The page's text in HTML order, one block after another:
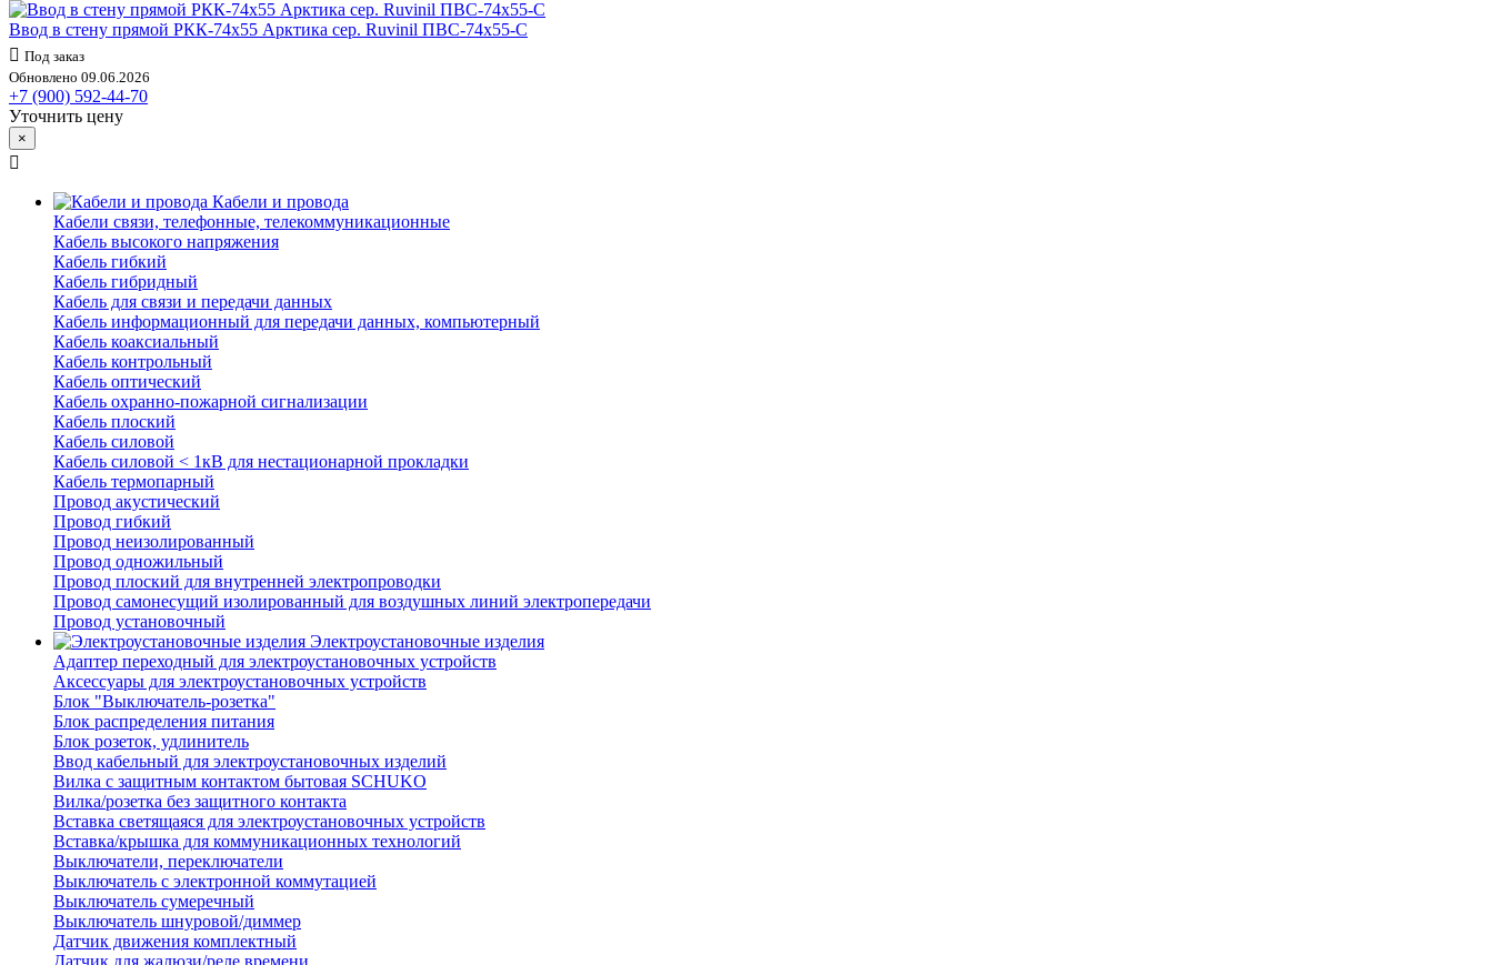
Ввод в стену прямой РКК-74х55 Арктика сер. Ruvinil ПВС-74х55-С
Под заказ
Обновлено 09.06.2026
+7 (900) 592-44-70
Уточнить цену
×
Кабели и провода
Кабели связи, телефонные, телекоммуникационные
Кабель высокого напряжения
Кабель гибкий
Кабель гибридный
Кабель для связи и передачи данных
Кабель информационный для передачи данных, компьютерный
Кабель коаксиальный
Кабель контрольный
Кабель оптический
Кабель охранно-пожарной сигнализации
Кабель плоский
Кабель силовой
Кабель силовой < 1кВ для нестационарной прокладки
Кабель термопарный
Провод акустический
Провод гибкий
Провод неизолированный
Провод одножильный
Провод плоский для внутренней электропроводки
Провод самонесущий изолированный для воздушных линий электропередачи
Провод установочный
Электроустановочные изделия
Адаптер переходный для электроустановочных устройств
Аксессуары для электроустановочных устройств
Блок "Выключатель-розетка"
Блок распределения питания
Блок розеток, удлинитель
Ввод кабельный для электроустановочных изделий
Вилка с защитным контактом бытовая SCHUKO
Вилка/розетка без защитного контакта
Вставка светящаяся для электроустановочных устройств
Вставка/крышка для коммуникационных технологий
Выключатели, переключатели
Выключатель с электронной коммутацией
Выключатель сумеречный
Выключатель шнуровой/диммер
Датчик движения комплектный
Датчик для жалюзи/реле времени